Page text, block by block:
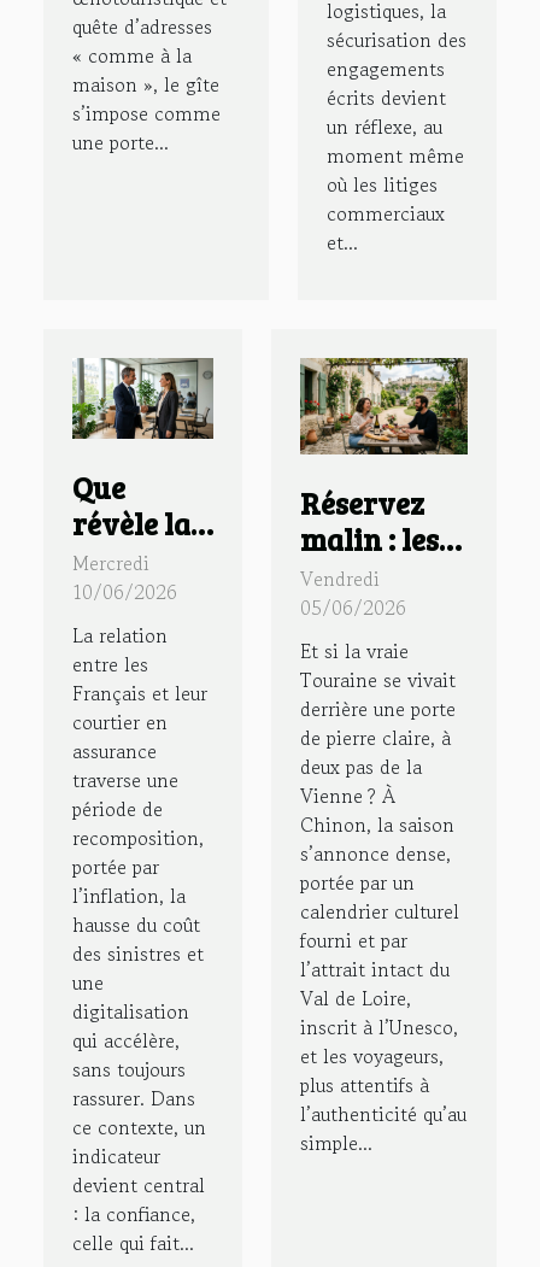
quête d’adresses
« comme à la
maison », le gîte
s’impose comme
une porte...
logistiques, la
sécurisation des
engagements
écrits devient
un réflexe, au
moment même
où les litiges
commerciaux
et...
Que
révèle la
confiance
des
Français
envers
leur
courtier
en
assurance
?
Mercredi
10/06/2026
La relation
entre les
Français et leur
courtier en
assurance
traverse une
période de
recomposition,
portée par
l’inflation, la
hausse du coût
des sinistres et
une
digitalisation
qui accélère,
sans toujours
rassurer. Dans
ce contexte, un
indicateur
devient central
: la confiance,
celle qui fait...
Réservez
malin : les
secrets d’un
séjour
authentique
en gîte à
Chinon
Vendredi
05/06/2026
Et si la vraie
Touraine se vivait
derrière une porte
de pierre claire, à
deux pas de la
Vienne ? À
Chinon, la saison
s’annonce dense,
portée par un
calendrier culturel
fourni et par
l’attrait intact du
Val de Loire,
inscrit à l’Unesco,
et les voyageurs,
plus attentifs à
l’authenticité qu’au
simple...